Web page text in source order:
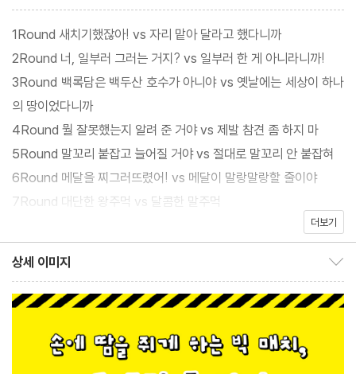
나면 공격할 기회만 노린다. 자신의 강점으로 서로를 공격하는 모습
은 손에 땀을 쥐게 할 정도로 흥미진진하고, 살아 숨 쉬는 두 캐릭터
의 역동적인 대비는 이야기의 맛을 한껏 살려 준다. 또한 억지 교훈
이 아닌, 말과 주먹의 힘을 어떻게 써야 하는지 재미있고 자연스럽게
말해 주고 있다. 어린이 독자들은 『왕주먹 대 말주먹』을 통해 이야기
본연의 즐거움을 만끽할 뿐만 아니라, 친구와의 관계에 대해서도 생
각할 수 있는 시간을 갖게 될 것이다.
1Round 새치기했잖아! vs 자리 맡아 달라고 했다니까
2Round 너, 일부러 그러는 거지? vs 일부러 한 게 아니라니까!
3Round 백록담은 백두산 호수가 아니야 vs 옛날에는 세상이 하나
의 땅이었다니까
4Round 뭘 잘못했는지 알려 준 거야 vs 제발 참견 좀 하지 마
5Round 말꼬리 붙잡고 늘어질 거야 vs 절대로 말꼬리 안 붙잡혀
6Round 메달을 찌그러뜨렸어! vs 메달이 말랑말랑할 줄이야
7Round 대단한 왕주먹 vs 달콤한 말주먹
더보기
상세 이미지